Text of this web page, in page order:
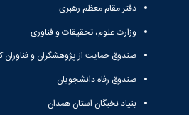
دفتر مقام معظم رهبری
وزارت علوم، تحقیقات و فناوری
صندوق حمایت از پژوهشگران و فناوران
صندوق رفاه دانشجویان
بنیاد نخبگان استان همدان